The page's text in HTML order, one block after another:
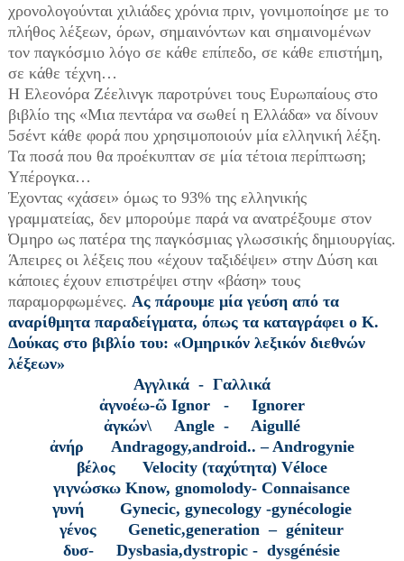
χρονολογούνται χιλιάδες χρόνια πριν, γονιμοποίησε με το
πλήθος λέξεων, όρων, σημαινόντων και σημαινομένων
τον παγκόσμιο λόγο σε κάθε επίπεδο, σε κάθε επιστήμη,
σε κάθε τέχνη…
Η Ελεονόρα Ζέελινγκ παροτρύνει τους Ευρωπαίους στο
βιβλίο της «Μια πεντάρα να σωθεί η Ελλάδα» να δίνουν
5σέντ κάθε φορά που χρησιμοποιούν μία ελληνική λέξη.
Τα ποσά που θα προέκυπταν σε μία τέτοια περίπτωση;
Υπέρογκα…
Έχοντας «χάσει» όμως το 93% της ελληνικής
γραμματείας, δεν μπορούμε παρά να ανατρέξουμε στον
Όμηρο ως πατέρα της παγκόσμιας γλωσσικής δημιουργίας.
Άπειρες οι λέξεις που «έχουν ταξιδέψει» στην Δύση και
κάποιες έχουν επιστρέψει στην «βάση» τους
παραμορφωμένες. Ας πάρουμε μία γεύση από τα
αναρίθμητα παραδείγματα, όπως τα καταγράφει ο Κ.
Δούκας στο βιβλίο του: «Ομηρικόν λεξικόν διεθνών
λέξεων»
Αγγλικά - Γαλλικά
ἀγνοέω-ῶ Ignor - Ignorer
ἀγκών\ Angle - Aigullé
ἀνήρ Andragogy,android.. – Androgynie
βέλος Velocity (ταχύτητα) Véloce
γιγνώσκω Know, gnomolody- Connaisance
γυνή Gynecic, gynecology -gynécologie
γένος Genetic,generation – géniteur
δυσ- Dysbasia,dystropic - dysgénésie